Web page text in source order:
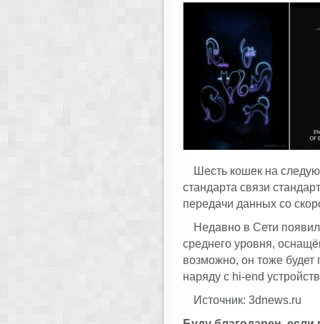
Шесть кошек на
стандарта связи
передачи данных со
Недавно в Сети
среднего уровня,
возможно, он тоже
наряду с hi-end
Источник: 3dnews.ru